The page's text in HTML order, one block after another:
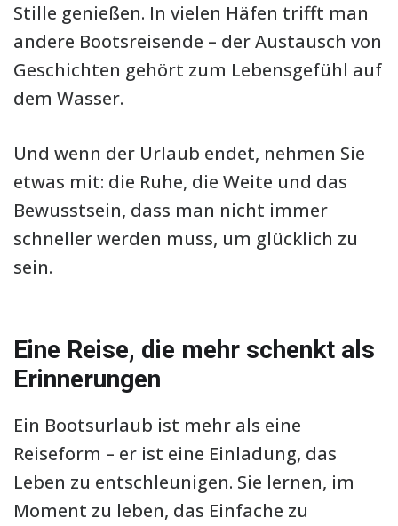
Stille genießen. In vielen Häfen trifft man
andere Bootsreisende – der Austausch von
Geschichten gehört zum Lebensgefühl auf
dem Wasser.
Und wenn der Urlaub endet, nehmen Sie
etwas mit: die Ruhe, die Weite und das
Bewusstsein, dass man nicht immer
schneller werden muss, um glücklich zu
sein.
Eine Reise, die mehr schenkt als
Erinnerungen
Ein Bootsurlaub ist mehr als eine
Reiseform – er ist eine Einladung, das
Leben zu entschleunigen. Sie lernen, im
Moment zu leben, das Einfache zu